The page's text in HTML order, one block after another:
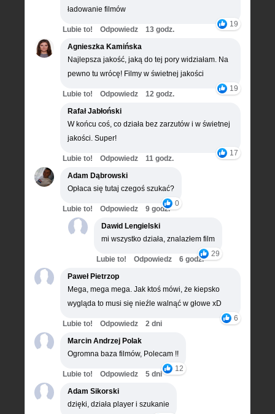
ładowanie filmów
19
Lubie to! Odpowiedz
13 godz.
Agnieszka Kamińska
Najlepsza jakość, jaką do tej pory widziałam. Na
pewno tu wrócę! Filmy w świetnej jakości
19
Lubie to! Odpowiedz
12 godz.
Rafał Jabłoński
W końcu coś, co działa bez zarzutów i w świetnej
jakości. Super!
17
Lubie to! Odpowiedz
11 godz.
Adam Dąbrowski
Opłaca się tutaj czegoś szukać?
0
Lubie to! Odpowiedz
9 godz.
Dawid Lengielski
mi wszystko działa, znalazłem film
29
Lubie to! Odpowiedz
6 godz.
Paweł Pietrzop
Mega, mega mega. Jak ktoś mówi, że kiepsko
wygląda to musi się nieźle walnąć w głowe xD
6
Lubie to! Odpowiedz
2 dni
Marcin Andrzej Polak
Ogromna baza filmów, Polecam !!
12
Lubie to! Odpowiedz
5 dni
Adam Sikorski
dzięki, działa player i szukanie